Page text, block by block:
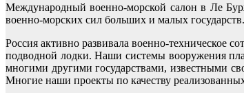
Международный военно-морской салон в Ле
военно-морских сил больших и малых государств.
Россия активно развивала военно-техническое
подводной лодки. Наши системы вооружения
многими другими государствами, известными
Многие наши проекты по качеству